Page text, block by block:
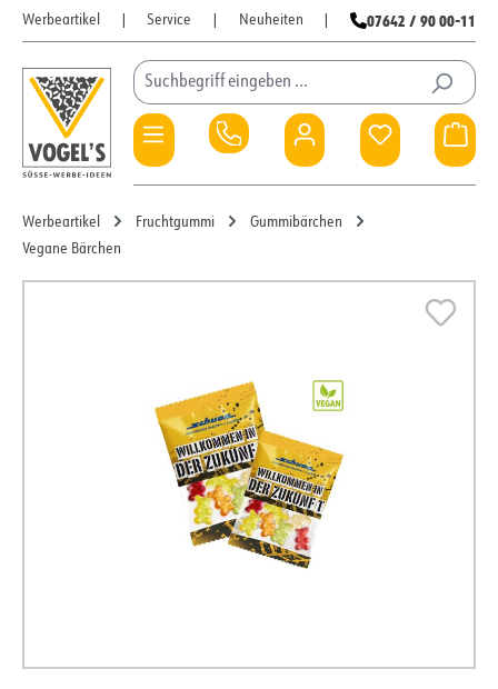
Zum Hauptinhalt springen
Werbeartikel Service Neuheiten 07642 / 90 00-11
Du hast 0
Werbeartikel Fruchtgummi
Gummibärchen
Vegane Bärchen